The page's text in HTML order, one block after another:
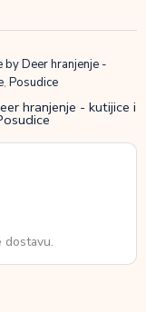
by Deer hranjenje -
, Posudice
hranjenje - kutijice i
dostavu.